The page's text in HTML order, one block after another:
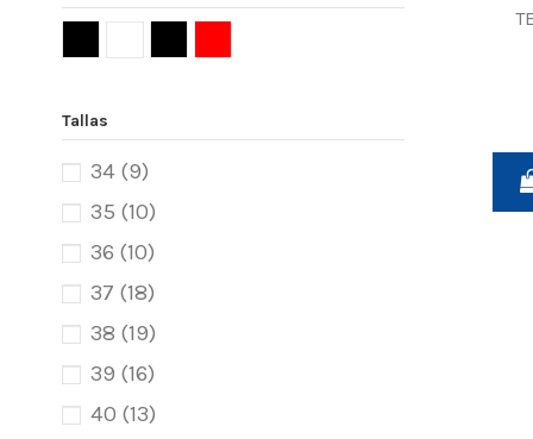
Tallas
34 (9)
35 (10)
36 (10)
37 (18)
38 (19)
39 (16)
40 (13)